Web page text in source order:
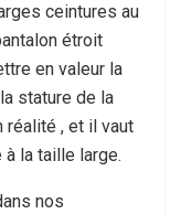
ceintures au
étroit
en valeur la
stature de la
réalité , et il vaut
la taille large.
nos